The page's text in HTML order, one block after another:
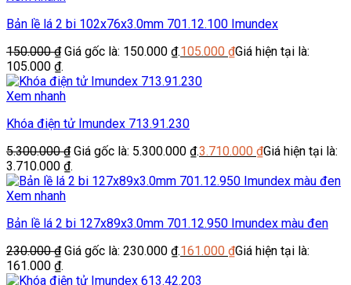
Bản lề lá 2 bi 102x76x3.0mm 701.12.100 Imundex
150.000₫ Giá gốc là: 150.000 ₫.105.000 ₫Giá hiện tại là:
105.000 ₫.
Xem nhanh
Khóa điện tử Imundex 713.91.230
5.300.000₫ Giá gốc là: 5.300.000 ₫.3.710.000 ₫Giá hiện tại là:
3.710.000 ₫.
Xem nhanh
Bản lề lá 2 bi 127x89x3.0mm 701.12.950 Imundex màu đen
230.000₫ Giá gốc là: 230.000 ₫.161.000 ₫Giá hiện tại là:
161.000 ₫.